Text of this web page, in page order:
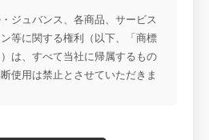
ジュバンス、各商品、サービス
等に関する権利（以下、「商標
は、すべて当社に帰属するもの
使用は禁止とさせていただきま